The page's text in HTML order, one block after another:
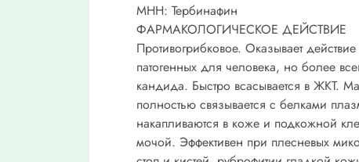
МНН: Тербинафин
ФАРМАКОЛОГИЧЕСКОЕ ДЕЙСТВИЕ
Противогрибковое. Оказывает
патогенных для человека, но более
кандида. Быстро всасывается в ЖКТ.
полностью связывается с белками
накапливаются в коже и подкожной
мочой. Эффективен при плесневых